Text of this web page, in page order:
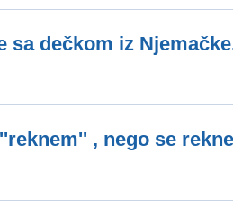
sa dečkom iz
, nego se